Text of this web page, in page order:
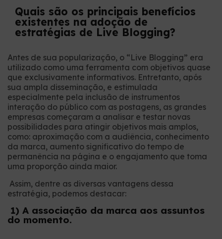
Quais são os principais benefícios
existentes na adoção de
estratégias de Live Blogging?
Antes de sua popularização, o “Live Blogging” era
utilizado como uma ferramenta com objetivos quase
que exclusivamente informativos. Entretanto, após
sua ampla disseminação, e estimulada
especialmente pela inclusão de instrumentos
interação do público com as postagens, as grandes
empresas começaram a analisar e testar novas
possibilidades para atingir objetivos mais amplos,
como: aproximação com a audiência, conhecimento
da marca, aumento significativo do tempo de
permanência na página e o engajamento que toma
uma proporção ainda maior.
Assim, dentre as diversas vantagens dessa
estratégia, podemos destacar:
1) A associação da marca aos assuntos
do momento.